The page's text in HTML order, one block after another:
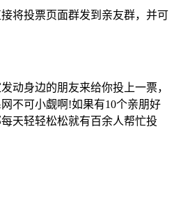
将投票页面群发到亲友群，并可
动身边的朋友来给你投上一票，
不可小觑啊!如果有10个亲朋好
天轻轻松松就有百余人帮忙投